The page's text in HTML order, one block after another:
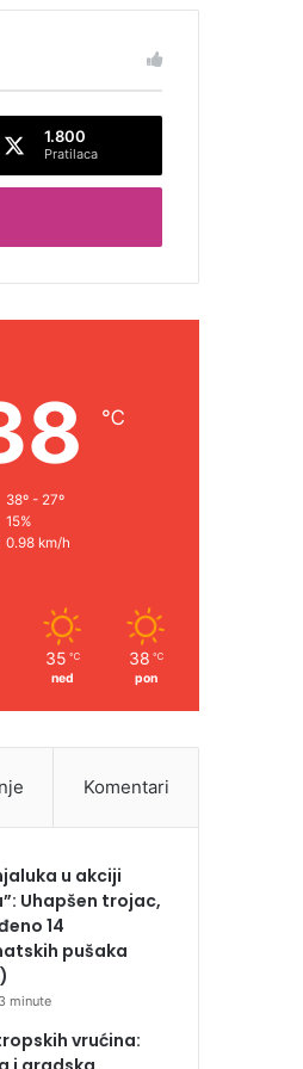
1.800
Pratilaca
℃
38º - 27º
15%
0.98 km/h
35 ℃
ned
38 ℃
pon
Komentari
u akciji
Uhapšen trojac,
14
pušaka
minute
vrućina: